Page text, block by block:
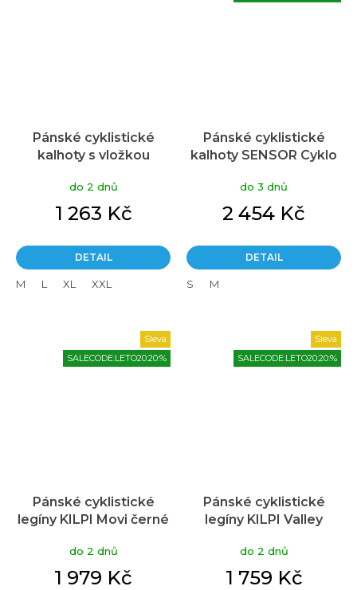
Pánské cyklistické
kalhoty s vložkou
Bib Pad černé
do 2 dnů
1 263 Kč
DETAIL
M L XL XXL
Pánské cyklistické
kalhoty SENSOR Cyklo
do 3 dnů
2 454 Kč
DETAIL
S M
Sleva
SALECODE:LETO20:20:%
Pánské cyklistické
legíny KILPI Movi černé
do 2 dnů
1 979 Kč
Sleva
SALECODE:LETO20:20:%
Pánské cyklistické
legíny KILPI Valley
do 2 dnů
1 759 Kč